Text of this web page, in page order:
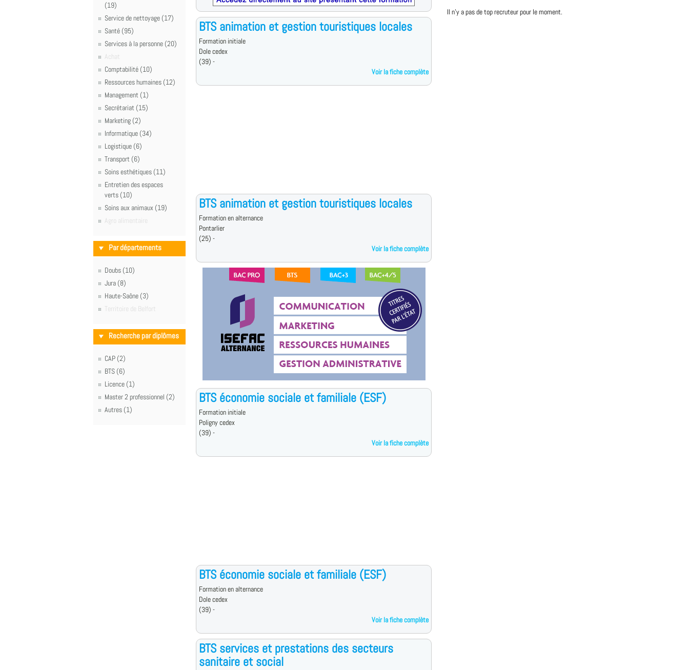
(19)
Service de nettoyage (17)
Santé (95)
Services à la personne (20)
Achat
Comptabilité (10)
Ressources humaines (12)
Management (1)
Secrétariat (15)
Marketing (2)
Informatique (34)
Logistique (6)
Transport (6)
Soins esthétiques (11)
Entretien des espaces
verts (10)
Soins aux animaux (19)
Agro alimentaire
Par départements
Doubs (10)
Jura (8)
Haute-Saône (3)
Territoire de Belfort
Recherche par diplômes
CAP (2)
BTS (6)
Licence (1)
Master 2 professionnel (2)
Autres (1)
BTS animation et gestion touristiques locales
Formation initiale
Dole cedex
(39) -
Voir la fiche complète
BTS animation et gestion touristiques locales
Formation en alternance
Pontarlier
(25) -
Voir la fiche complète
BTS économie sociale et familiale (ESF)
Formation initiale
Poligny cedex
(39) -
Voir la fiche complète
BTS économie sociale et familiale (ESF)
Formation en alternance
Dole cedex
(39) -
Voir la fiche complète
BTS services et prestations des secteurs
sanitaire et social
Il n'y a pas de top recruteur pour le moment.